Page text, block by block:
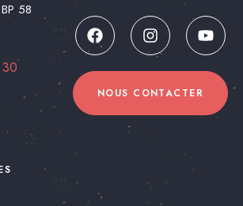
58
NOUS CONTACTER